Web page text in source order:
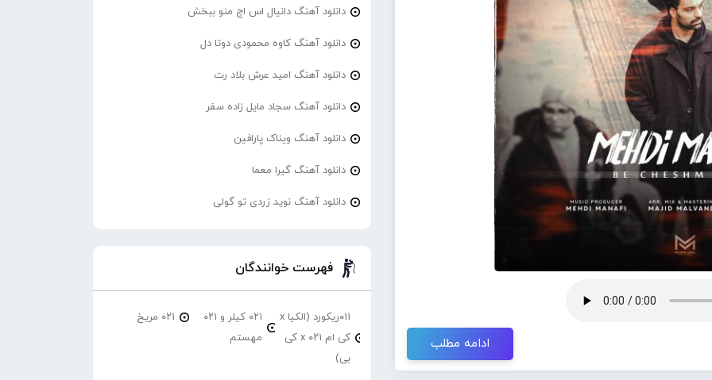
ادامه مطلب
دانلود آهنگ دانیال اس اچ منو ببخش
دانلود آهنگ کاوه محمودی دوتا دل
دانلود آهنگ امید عرش بلاد رت
دانلود آهنگ سجاد مایل زاده سفر
دانلود آهنگ ویناک پارافین
دانلود آهنگ گیرا معما
دانلود آهنگ نوید زردی تو گولی
فهرست خوانندگان
۰۱۱ریکورد (الکیا x
کی ام ۰۲۱ x کی
بی)
۰۲۱ کیلر و ۰۲۱
مهستم
۰۲۱ مریخ